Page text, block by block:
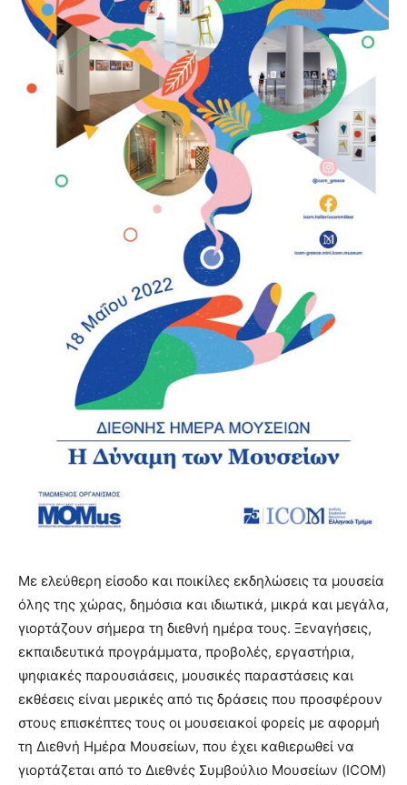
Με ελεύθερη είσοδο και ποικίλες εκδηλώσεις τα μουσεία
όλης της χώρας, δημόσια και ιδιωτικά, μικρά και μεγάλα,
γιορτάζουν σήμερα τη διεθνή ημέρα τους. Ξεναγήσεις,
εκπαιδευτικά προγράμματα, προβολές, εργαστήρια,
ψηφιακές παρουσιάσεις, μουσικές παραστάσεις και
εκθέσεις είναι μερικές από τις δράσεις που προσφέρουν
στους επισκέπτες τους οι μουσειακοί φορείς με αφορμή
τη Διεθνή Ημέρα Μουσείων, που έχει καθιερωθεί να
γιορτάζεται από το Διεθνές Συμβούλιο Μουσείων (ICOM)